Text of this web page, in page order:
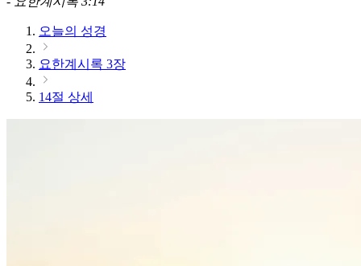
오늘의 성경
요한계시록 3장
14절 상세